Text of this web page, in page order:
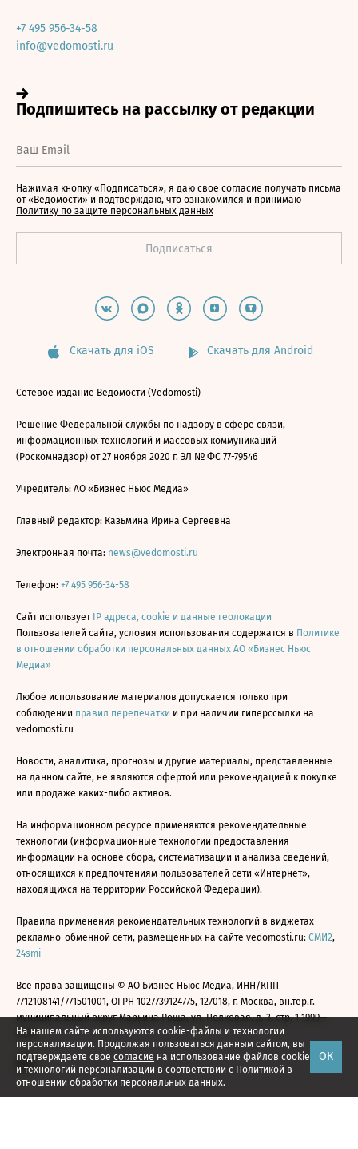
На нашем сайте используются cookie-файлы и технологии
персонализации. Продолжая пользоваться данным сайтом, вы
подтверждаете свое согласие на использование файлов cookie
и технологий персонализации в соответствии с Политикой в
отношении обработки персональных данных.
ОК
+7 495 956-34-58
info@vedomosti.ru
Нажимая кнопку «Подписаться», я даю свое согласие получать письма
от «Ведомости» и подтверждаю, что ознакомился и принимаю
Политику по защите персональных данных
Скачать для iOS Скачать для Android
Сетевое издание Ведомости (Vedomosti)
Решение Федеральной службы по надзору в сфере связи,
информационных технологий и массовых коммуникаций
(Роскомнадзор) от 27 ноября 2020 г. ЭЛ № ФС 77-79546
Учредитель: АО «Бизнес Ньюс Медиа»
Главный редактор: Казьмина Ирина Сергеевна
Электронная почта: news@vedomosti.ru
Телефон: +7 495 956-34-58
Сайт использует IP адреса, cookie и данные геолокации
Пользователей сайта, условия использования содержатся в Политике
в отношении обработки персональных данных АО «Бизнес Ньюс
Медиа»
Любое использование материалов допускается только при
соблюдении правил перепечатки и при наличии гиперссылки на
vedomosti.ru
Новости, аналитика, прогнозы и другие материалы, представленные
на данном сайте, не являются офертой или рекомендацией к покупке
или продаже каких-либо активов.
На информационном ресурсе применяются рекомендательные
технологии (информационные технологии предоставления
информации на основе сбора, систематизации и анализа сведений,
относящихся к предпочтениям пользователей сети «Интернет»,
находящихся на территории Российской Федерации).
Правила применения рекомендательных технологий в виджетах
рекламно-обменной сети, размещенных на сайте vedomosti.ru: СМИ2,
24smi
Все права защищены © АО Бизнес Ньюс Медиа, ИНН/КПП
7712108141/771501001, ОГРН 1027739124775, 127018, г. Москва, вн.тер.г.
муниципальный округ Марьина Роща, ул. Полковая, д. 3, стр. 1 1999—
2026